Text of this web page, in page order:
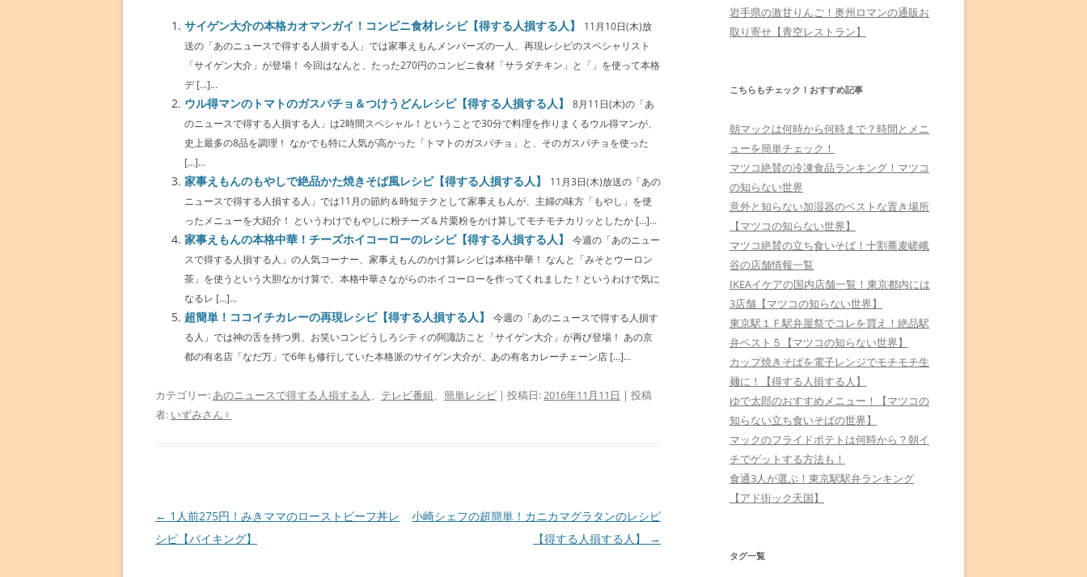
サイゲン大介の本格カオマンガイ！コンビニ食材レシピ【得する人損する人】
11月10日(木)放
送の「あのニュースで得する人損する人」では家事えもんメンバーズの一人、再現レシピのスペシャリスト
「サイゲン大介」が登場！ 今回はなんと、たった270円のコンビニ食材「サラダチキン」と「」を使って本格
デ […]...
ウル得マンのトマトのガスパチョ＆つけうどんレシピ【得する人損する人】
8月11日(木)の「あ
のニュースで得する人損する人」は2時間スペシャル！ということで30分で料理を作りまくるウル得マンが、
史上最多の8品を調理！ なかでも特に人気が高かった「トマトのガスパチョ」と、そのガスパチョを使った
[…]...
家事えもんのもやしで絶品かた焼きそば風レシピ【得する人損する人】
11月3日(木)放送の「あの
ニュースで得する人損する人」では11月の節約＆時短テクとして家事えもんが、主婦の味方「もやし」を使
ったメニューを大紹介！ というわけでもやしに粉チーズ＆片栗粉をかけ算してモチモチカリッとしたか […]...
家事えもんの本格中華！チーズホイコーローのレシピ【得する人損する人】
今週の「あのニュー
スで得する人損する人」の人気コーナー、家事えもんのかけ算レシピは本格中華！ なんと「みそとウーロン
茶」を使うという大胆なかけ算で、本格中華さながらのホイコーローを作ってくれました！というわけで気に
なるレ […]...
超簡単！ココイチカレーの再現レシピ【得する人損する人】
今週の「あのニュースで得する人損す
る人」では神の舌を持つ男、お笑いコンビうしろシティの阿諏訪こと「サイゲン大介」が再び登場！ あの京
都の有名店「なだ万」で6年も修行していた本格派のサイゲン大介が、あの有名カレーチェーン店 […]...
カテゴリー:あのニュースで得する人損する人、 テレビ番組、 簡単レシピ | 投稿日:2016年11月11日 | 投稿
者: いずみさん♀
投
稿
← 1人前275円！みきママのローストビーフ丼レ
シピ【バイキング】
小崎シェフの超簡単！カニカマグラタンのレシピ
【得する人損する人】
→
岩手県の激甘りんご！奥州ロマンの通販お
取り寄せ【青空レストラン】
こちらもチェック！おすすめ記事
朝マックは何時から何時まで？時間とメニ
ューを簡単チェック！
マツコ絶賛の冷凍食品ランキング！マツコ
の知らない世界
意外と知らない加湿器のベストな置き場所
【マツコの知らない世界】
マツコ絶賛の立ち食いそば！十割蕎麦嵯峨
谷の店舗情報一覧
IKEAイケアの国内店舗一覧！東京都内には
3店舗【マツコの知らない世界】
東京駅１Ｆ駅弁屋祭でコレを買え！絶品駅
弁ベスト５【マツコの知らない世界】
カップ焼きそばを電子レンジでモチモチ生
麺に！【得する人損する人】
ゆで太郎のおすすめメニュー！【マツコの
知らない立ち食いそばの世界】
マックのフライドポテトは何時から？朝イ
チでゲットする方法も！
食通3人が選ぶ！東京駅駅弁ランキング
【アド街ック天国】
タグ一覧